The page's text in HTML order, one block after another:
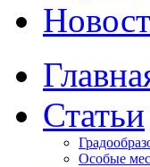
Статьи
Особые